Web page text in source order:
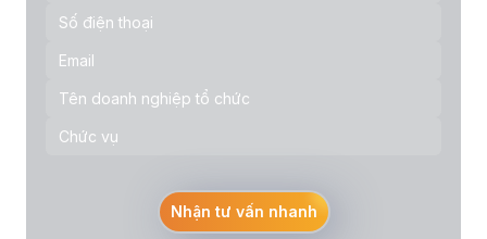
Nhận tư vấn nhanh